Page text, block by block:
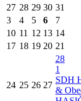
27 28 29 30 31
3
4 5 6 7
10 11 12 13 14
17 18 19 20 21
24 25 26 27
28
1
SDH
&